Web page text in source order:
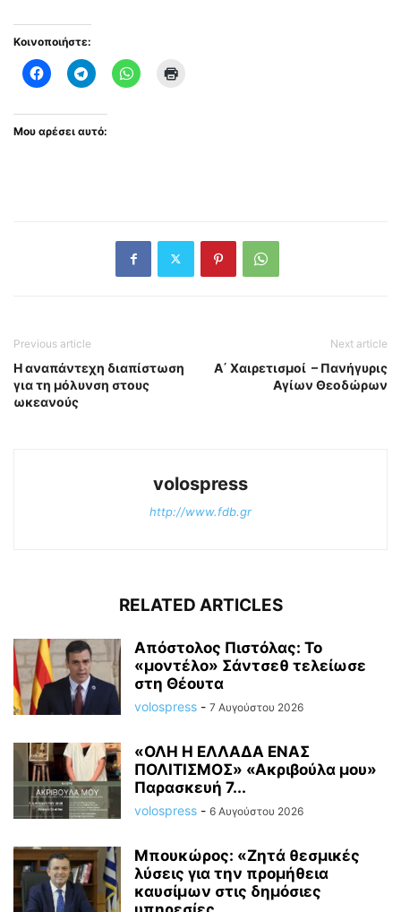
Κοινοποιήστε:
Μου αρέσει αυτό:
Previous article
Η αναπάντεχη διαπίστωση
για τη μόλυνση στους
ωκεανούς
Next article
Α΄ Χαιρετισμοί – Πανήγυρις
Αγίων Θεοδώρων
volospress
http://www.fdb.gr
RELATED ARTICLES
Απόστολος Πιστόλας: Το
«μοντέλο» Σάντσεθ τελείωσε
στη Θέουτα
volospress - 7 Αυγούστου 2026
«ΟΛΗ Η ΕΛΛΑΔΑ ΕΝΑΣ
ΠΟΛΙΤΙΣΜΟΣ» «Ακριβούλα μου»
Παρασκευή 7...
volospress - 6 Αυγούστου 2026
Μπουκώρος: «Ζητά θεσμικές
λύσεις για την προμήθεια
καυσίμων στις δημόσιες